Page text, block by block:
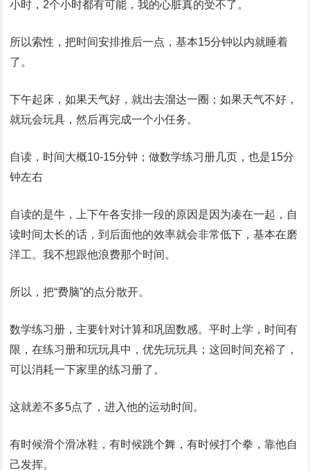
小时，2个小时都有可能，我的心脏真的受不了。
所以索性，把时间安排推后一点，基本15分钟以内就睡着
了。
下午起床，如果天气好，就出去溜达一圈；如果天气不好，
就玩会玩具，然后再完成一个小任务。
自读，时间大概10-15分钟；做数学练习册几页，也是15分
钟左右
自读的是牛，上下午各安排一段的原因是因为凑在一起，自
读时间太长的话，到后面他的效率就会非常低下，基本在磨
洋工。我不想跟他浪费那个时间。
所以，把“费脑”的点分散开。
数学练习册，主要针对计算和巩固数感。平时上学，时间有
限，在练习册和玩玩具中，优先玩玩具；这回时间充裕了，
可以消耗一下家里的练习册了。
这就差不多5点了，进入他的运动时间。
有时候滑个滑冰鞋，有时候跳个舞，有时候打个拳，靠他自
己发挥。